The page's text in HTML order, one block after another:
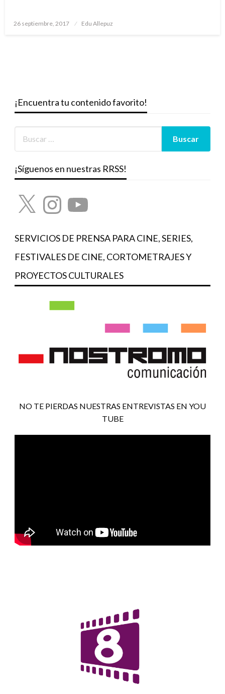
Publicado
26 septiembre, 2017 Edu Allepuz
¡Encuentra tu contenido favorito!
¡Síguenos en nuestras RRSS!
X InstagramYouTube
SERVICIOS DE PRENSA PARA CINE, SERIES,
FESTIVALES DE CINE, CORTOMETRAJES Y
PROYECTOS CULTURALES
NO TE PIERDAS NUESTRAS ENTREVISTAS EN YOU
TUBE